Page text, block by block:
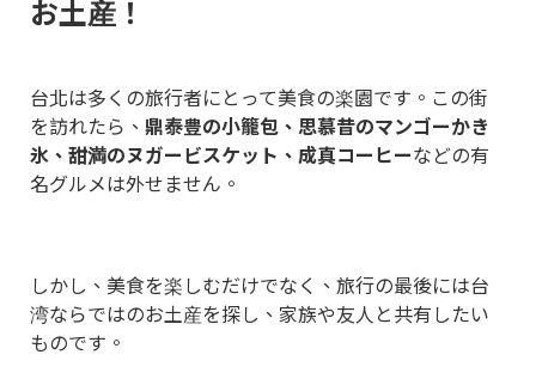
お土産！
台北は多くの旅行者にとって美食の楽園です。この街
を訪れたら、 鼎泰豊の小籠包、思慕昔のマンゴーかき
氷、甜満のヌガービスケット、成真コーヒーなどの有
名グルメは外せません。
しかし、美食を楽しむだけでなく、旅行の最後には台
湾ならではのお土産を探し、家族や友人と共有したい
ものです。